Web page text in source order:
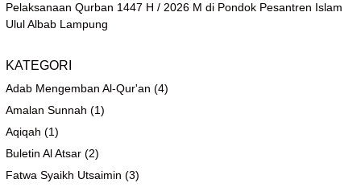
Pelaksanaan Qurban 1447 H / 2026 M di Pondok Pesantren Islam
Ulul Albab Lampung
KATEGORI
Adab Mengemban Al-Qur'an (4)
Amalan Sunnah (1)
Aqiqah (1)
Buletin Al Atsar (2)
Fatwa Syaikh Utsaimin (3)